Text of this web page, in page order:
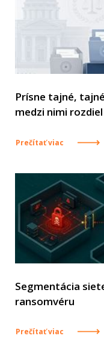
Prísne tajné,
medzi nimi
Prečítať viac
Segmentácia
ransomvéru
Prečítať viac